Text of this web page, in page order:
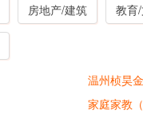
房地产/建筑 教育
温州桢昊
家庭家教